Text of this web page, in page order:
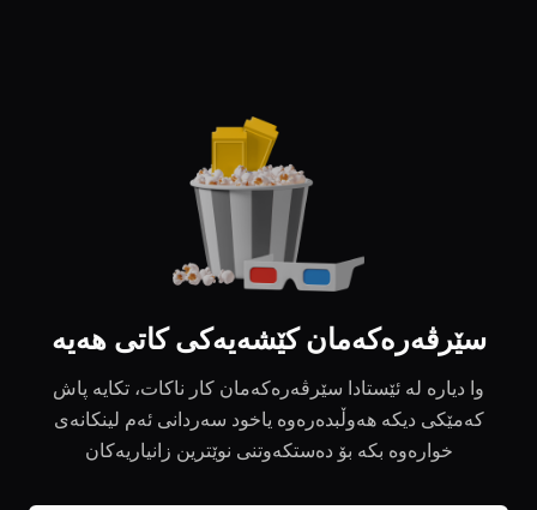
سێرڤەرەکەمان کێشەیەکی کاتی هەیە
وا دیارە لە ئێستادا سێرڤەرەکەمان کار ناکات، تکایە پاش
کەمێکی دیکە هەوڵبدەرەوە یاخود سەردانی ئەم لینکانەی
خوارەوە بکە بۆ دەستکەوتنی نوێترین زانیاریەکان